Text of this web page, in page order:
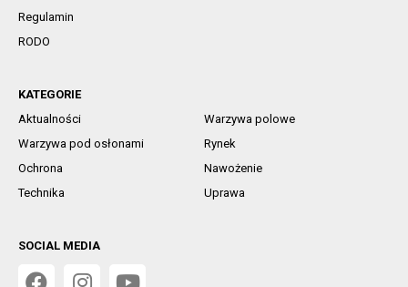
Regulamin
RODO
KATEGORIE
Aktualności
Warzywa polowe
Warzywa pod osłonami
Rynek
Ochrona
Nawożenie
Technika
Uprawa
SOCIAL MEDIA